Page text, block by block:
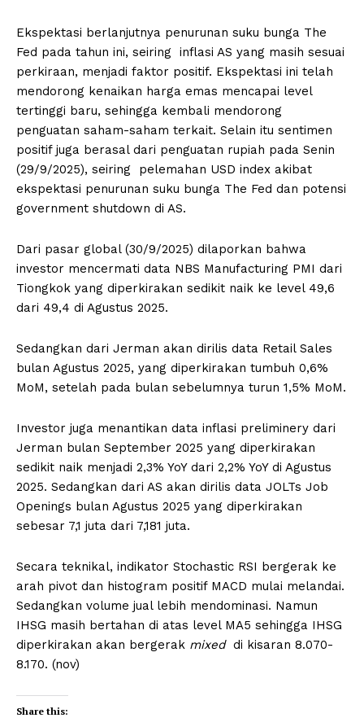
Ekspektasi berlanjutnya penurunan suku bunga The
Fed pada tahun ini, seiring inflasi AS yang masih sesuai
perkiraan, menjadi faktor positif. Ekspektasi ini telah
mendorong kenaikan harga emas mencapai level
tertinggi baru, sehingga kembali mendorong
penguatan saham-saham terkait. Selain itu sentimen
positif juga berasal dari penguatan rupiah pada Senin
(29/9/2025), seiring pelemahan USD index akibat
ekspektasi penurunan suku bunga The Fed dan potensi
government shutdown di AS.
Dari pasar global (30/9/2025) dilaporkan bahwa
investor mencermati data NBS Manufacturing PMI dari
Tiongkok yang diperkirakan sedikit naik ke level 49,6
dari 49,4 di Agustus 2025.
Sedangkan dari Jerman akan dirilis data Retail Sales
bulan Agustus 2025, yang diperkirakan tumbuh 0,6%
MoM, setelah pada bulan sebelumnya turun 1,5% MoM.
Investor juga menantikan data inflasi preliminery dari
Jerman bulan September 2025 yang diperkirakan
sedikit naik menjadi 2,3% YoY dari 2,2% YoY di Agustus
2025. Sedangkan dari AS akan dirilis data JOLTs Job
Openings bulan Agustus 2025 yang diperkirakan
sebesar 7,1 juta dari 7,181 juta.
Secara teknikal, indikator Stochastic RSI bergerak ke
arah pivot dan histogram positif MACD mulai melandai.
Sedangkan volume jual lebih mendominasi. Namun
IHSG masih bertahan di atas level MA5 sehingga IHSG
diperkirakan akan bergerak mixeddi kisaran 8.070-
8.170. (nov)
Share this: